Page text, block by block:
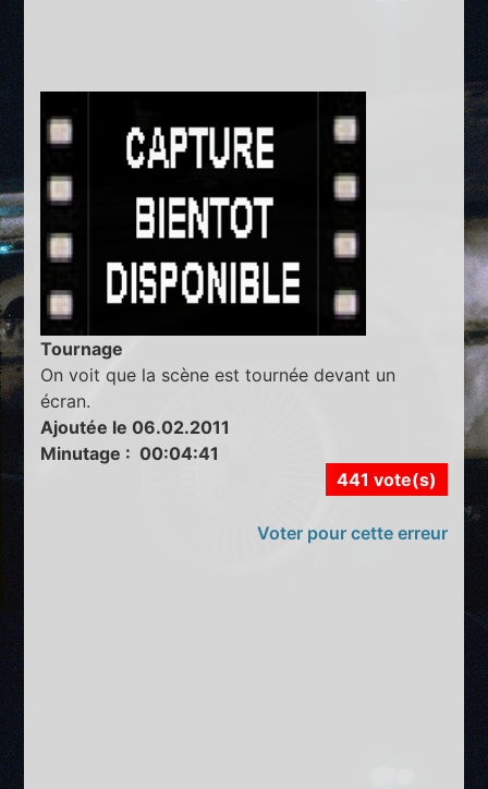
Tournage
On voit que la scène est tournée devant un
écran.
Ajoutée le 06.02.2011
Minutage : 00:04:41
441 vote(s)
Voter pour cette erreur